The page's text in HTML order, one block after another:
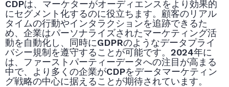
CDPは、マーケターがオーディエンスをより効果的
にセグメント化するのに役立ちます。顧客のリアル
タイムの行動やインタラクションを追跡できるた
め、企業はパーソナライズされたマーケティング活
動を自動化し、同時にGDPRのようなデータプライ
バシー規制を遵守することが可能です。2024年に
は、ファーストパーティーデータへの注目が高まる
中で、より多くの企業がCDPをデータマーケティン
グ戦略の中心に据えることが期待されています。